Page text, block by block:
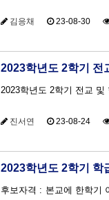
김응채 23-08-30
2023학년도 2학기 전
2023학년도 2학기 전교
진서연 23-08-24
2023학년도 2학기 학
후보자격 : 본교에 한학기